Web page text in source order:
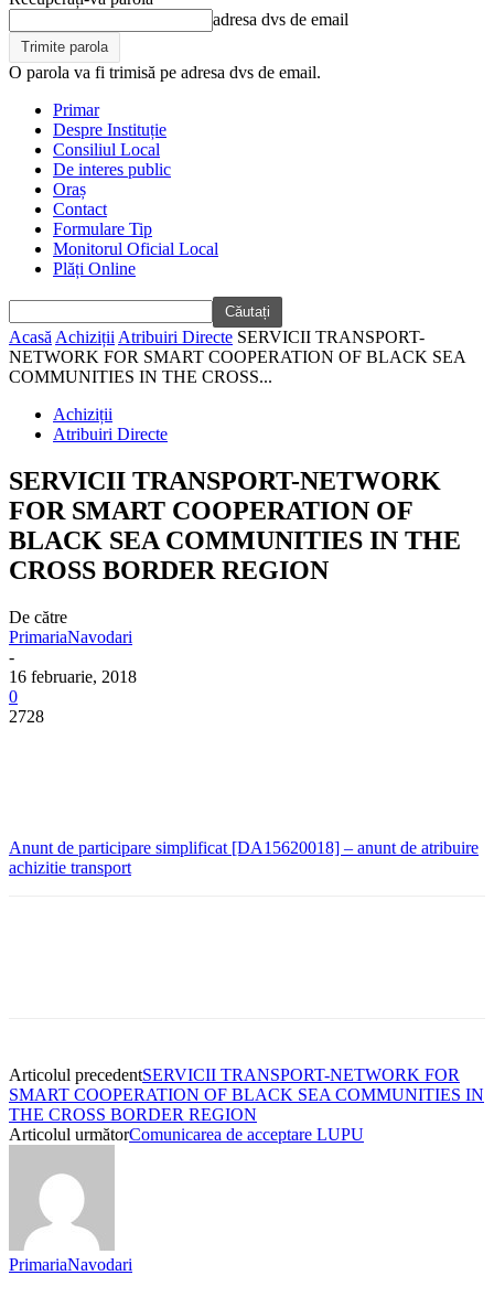
adresa dvs de email
O parola va fi trimisă pe adresa dvs de email.
Primar
Despre Instituție
Consiliul Local
De interes public
Oraș
Contact
Formulare Tip
Monitorul Oficial Local
Plăți Online
Acasă Achiziții Atribuiri Directe SERVICII TRANSPORT-
NETWORK FOR SMART COOPERATION OF BLACK SEA
COMMUNITIES IN THE CROSS...
Achiziții
Atribuiri Directe
SERVICII TRANSPORT-NETWORK
FOR SMART COOPERATION OF
BLACK SEA COMMUNITIES IN THE
CROSS BORDER REGION
De către
PrimariaNavodari
-
16 februarie, 2018
0
2728
Anunt de participare simplificat [DA15620018] – anunt de atribuire
achizitie transport
Articolul precedentSERVICII TRANSPORT-NETWORK FOR
SMART COOPERATION OF BLACK SEA COMMUNITIES IN
THE CROSS BORDER REGION
Articolul următorComunicarea de acceptare LUPU
PrimariaNavodari